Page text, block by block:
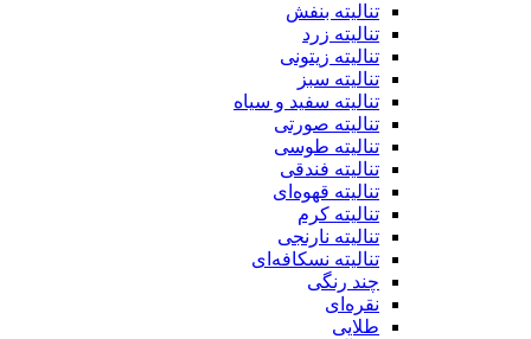
تنالیته بنفش
تنالیته زرد
تنالیته زیتونی
تنالیته سبز
تنالیته سفید و سیاه
تنالیته صورتی
تنالیته طوسی
تنالیته فندقی
تنالیته قهوه‌ای
تنالیته کرم
تنالیته نارنجی
تنالیته نسکافه‌ای
چند رنگی
نقره‌ای